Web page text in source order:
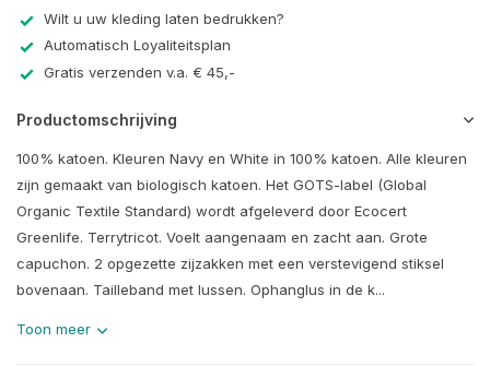
Wilt u uw kleding laten bedrukken?
Automatisch Loyaliteitsplan
Gratis verzenden v.a. € 45,-
Productomschrijving
100% katoen. Kleuren Navy en White in 100% katoen. Alle kleuren
zijn gemaakt van biologisch katoen. Het GOTS-label (Global
Organic Textile Standard) wordt afgeleverd door Ecocert
Greenlife. Terrytricot. Voelt aangenaam en zacht aan. Grote
capuchon. 2 opgezette zijzakken met een verstevigend stiksel
bovenaan. Tailleband met lussen. Ophanglus in de k...
Toon meer